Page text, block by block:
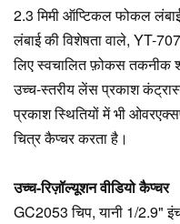
2.3 मिमी ऑप्टिकल फोकल
लंबाई की विशेषता वाले, YT-
लिए स्वचालित फ़ोकस तकनीक
उच्च-स्तरीय लेंस प्रकाश
प्रकाश स्थितियों में भी
चित्र कैप्चर करता है।
उच्च-रिज़ॉल्यूशन वीडियो कैप्चर
GC2053 चिप, यानी 1/2.9"